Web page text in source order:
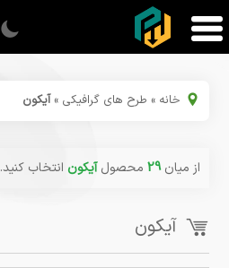
خانه » طرح های گرافیکی »آیکون
از میان29 محصولآیکون انتخاب کنید.
آیکون